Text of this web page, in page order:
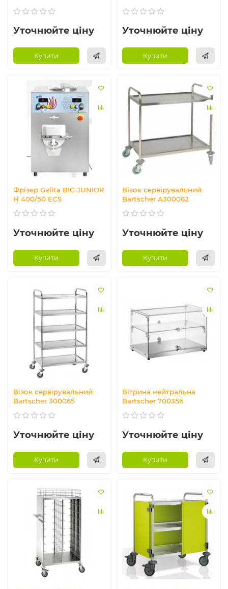
Уточнюйте ціну
Купити
Уточнюйте ціну
Купити
Фрізер Gelita BIG JUNIOR
H 400/50 ECS
Уточнюйте ціну
Купити
Візок сервірувальний
Bartscher A300062
Уточнюйте ціну
Купити
Візок сервірувальний
Bartscher 300065
Уточнюйте ціну
Купити
Вітрина нейтральна
Bartscher 700356
Уточнюйте ціну
Купити